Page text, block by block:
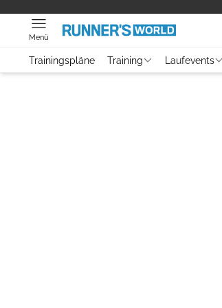
Menü
Trainingspläne Training Laufevents